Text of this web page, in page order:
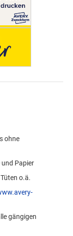
ohne
und Papier
o.ä.
gängigen